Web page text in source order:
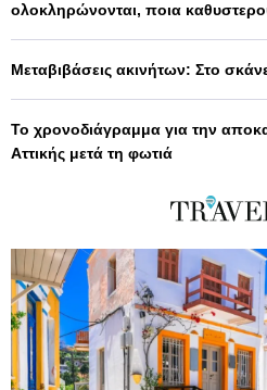
ολοκληρώνονται, ποια
Μεταβιβάσεις ακινήτων: Στο
Το χρονοδιάγραμμα για την
Αττικής μετά τη φωτιά